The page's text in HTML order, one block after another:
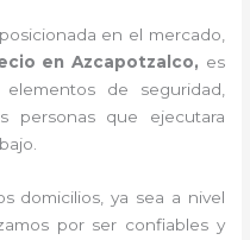
en el mercado,
en Azcapotzalco, es
de seguridad,
personas que ejecutara
domicilios, ya sea a nivel
por ser confiables y